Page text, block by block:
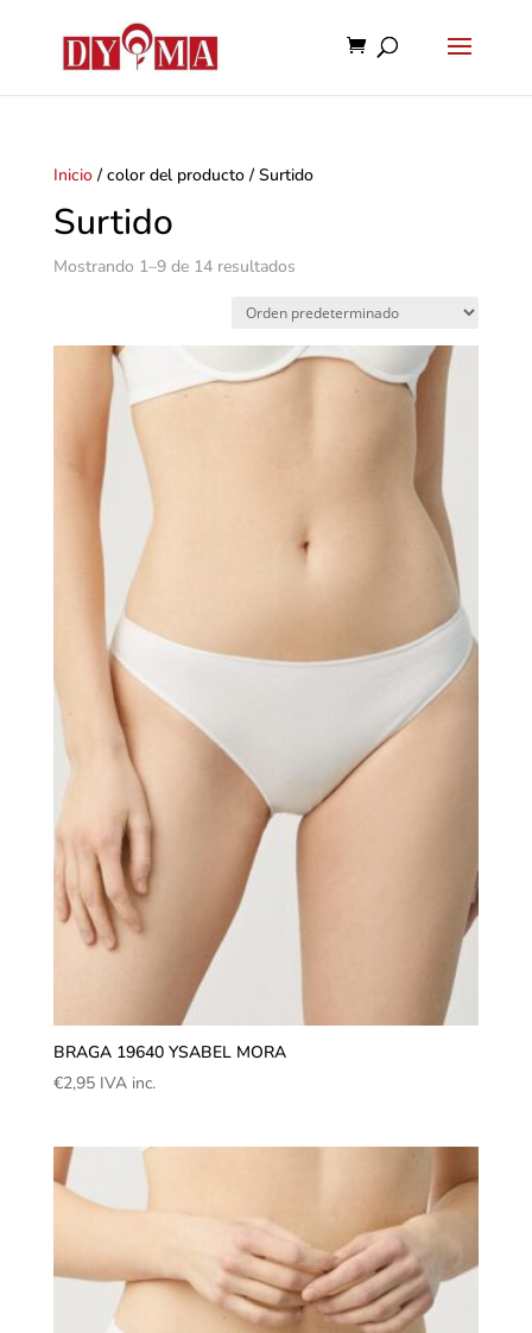
Inicio/ color del producto / Surtido
Surtido
Mostrando 1–9 de 14 resultados
BRAGA 19640 YSABEL MORA
€2,95 IVA inc.